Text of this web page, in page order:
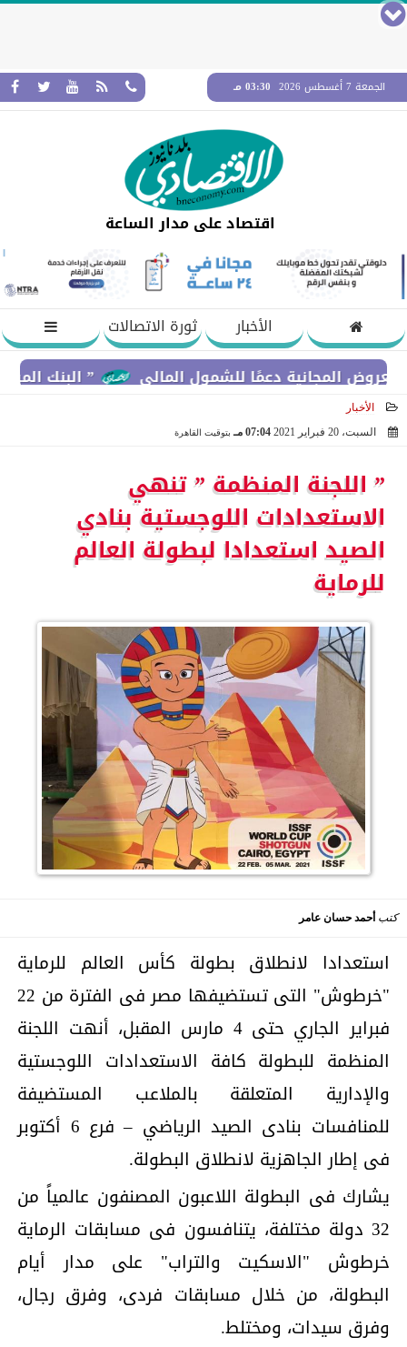
الجمعة 7 أغسطس 2026 03:30 مـ
اقتصاد على مدار الساعة
الأخبار
ثورة الاتصالات
” البنك المركزي” : معدلات الشمول المالي
دعمًا للشمول المالي
الأخبار
السبت، 20 فبراير 2021
07:04 مـ بتوقيت القاهرة
” اللجنة المنظمة ” تنهي
الاستعدادات اللوجستية بنادي
الصيد استعدادا لبطولة العالم
للرماية
كتب أحمد حسان عامر
استعدادا لانطلاق بطولة كأس العالم للرماية
"خرطوش" التى تستضيفها مصر فى الفترة من 22
فبراير الجاري حتى 4 مارس المقبل، أنهت اللجنة
المنظمة للبطولة كافة الاستعدادات اللوجستية
والإدارية المتعلقة بالملاعب المستضيفة
للمنافسات بنادى الصيد الرياضي – فرع 6 أكتوبر
فى إطار الجاهزية لانطلاق البطولة.
يشارك فى البطولة اللاعبون المصنفون عالمياً من
32 دولة مختلفة، يتنافسون فى مسابقات الرماية
خرطوش "الاسكيت والتراب" على مدار أيام
البطولة، من خلال مسابقات فردى، وفرق رجال،
وفرق سيدات، ومختلط.